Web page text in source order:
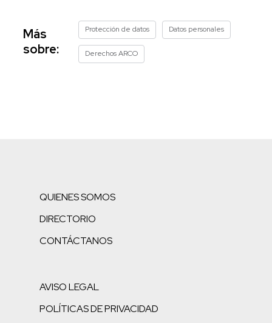
Más
sobre:
Protección de datos Datos personales
Derechos ARCO
QUIENES SOMOS
DIRECTORIO
CONTÁCTANOS
AVISO LEGAL
POLÍTICAS DE PRIVACIDAD